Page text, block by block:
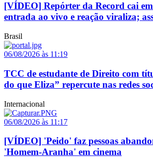
[VÍDEO] Repórter da Record cai
entrada ao vivo e reação viraliza;
Brasil
06/08/2026 às 11:19
TCC de estudante de Direito com
do que Eliza” repercute nas redes
Internacional
06/08/2026 às 11:17
[VÍDEO] 'Peido' faz pessoas
'Homem-Aranha' em cinema